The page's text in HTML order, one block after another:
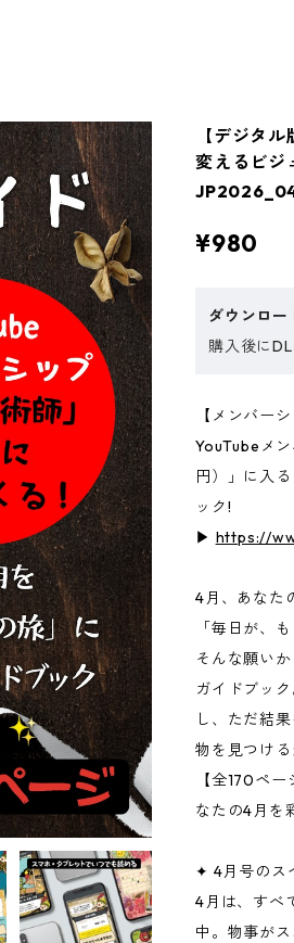
【デジタ
変えるビジ
¥980
ダウンロ
購入後に
【メンバー
YouTubeメ
円）」に入
ック!
▶ https://
4月、あなた
「毎日が、
そんな願い
ガイドブッ
し、ただ結
物を見つける
【全170ペ
なたの4月を
✦ 4月号のス
4月は、すべ
中。物事が